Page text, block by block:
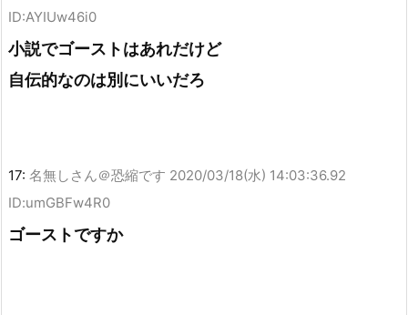
ID:AYIUw46i0
小説でゴーストはあれだけど
自伝的なのは別にいいだろ
17: 名無しさん＠恐縮です 2020/03/18(水) 14:03:36.92
ID:umGBFw4R0
ゴーストですか